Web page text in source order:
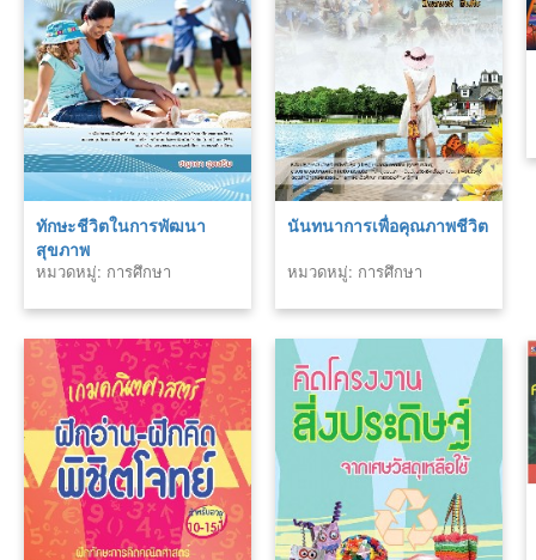
ทักษะชีวิตในการพัฒนา
สุขภาพ
หมวดหมู่: การศึกษา
นันทนาการเพื่อคุณภาพชีวิต
หมวดหมู่: การศึกษา